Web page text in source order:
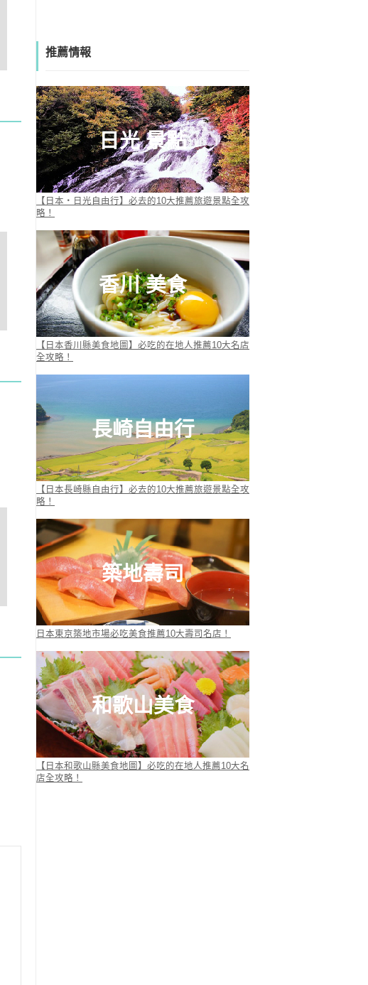
推薦情報
日光 景點
【日本・日光自由行】必去的10大推薦旅遊景點全攻
略！
香川 美食
【日本香川縣美食地圖】必吃的在地人推薦10大名店
全攻略！
長崎自由行
【日本長崎縣自由行】必去的10大推薦旅遊景點全攻
略！
築地壽司
日本東京築地市場必吃美食推薦10大壽司名店！
和歌山美食
【日本和歌山縣美食地圖】必吃的在地人推薦10大名
店全攻略！